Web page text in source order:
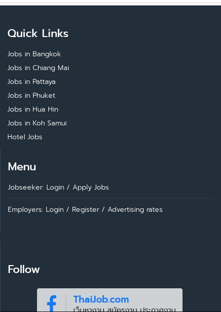
Quick Links
Jobs in Bangkok
Jobs in Chiang Mai
Jobs in Pattaya
Jobs in Phuket
Jobs in Hua Hin
Jobs in Koh Samui
Hotel Jobs
Menu
Jobseeker: Login / Apply Jobs
Employers: Login / Register / Advertising rates
Follow